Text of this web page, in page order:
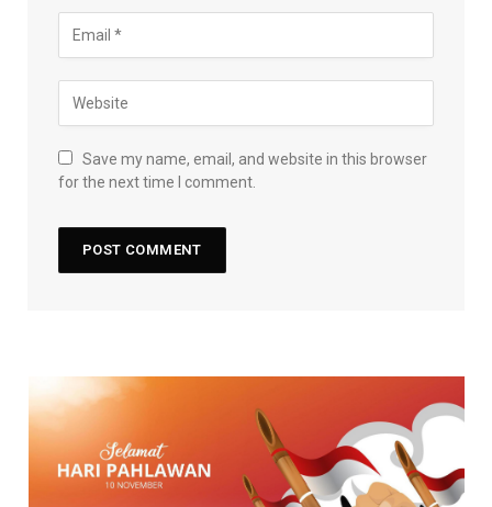
Save my name, email, and website in this browser
for the next time I comment.